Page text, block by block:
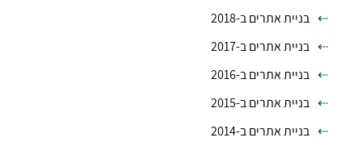
בניית אתרים ב-2018
בניית אתרים ב-2017
בניית אתרים ב-2016
בניית אתרים ב-2015
בניית אתרים ב-2014